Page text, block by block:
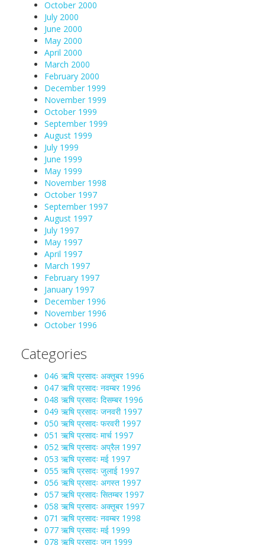
October 2000
July 2000
June 2000
May 2000
April 2000
March 2000
February 2000
December 1999
November 1999
October 1999
September 1999
August 1999
July 1999
June 1999
May 1999
November 1998
October 1997
September 1997
August 1997
July 1997
May 1997
April 1997
March 1997
February 1997
January 1997
December 1996
November 1996
October 1996
Categories
046 ऋषि प्रसादः अक्तूबर 1996
047 ऋषि प्रसादः नवम्बर 1996
048 ऋषि प्रसादः दिसम्बर 1996
049 ऋषि प्रसादः जनवरी 1997
050 ऋषि प्रसादः फरवरी 1997
051 ऋषि प्रसादः मार्च 1997
052 ऋषि प्रसादः अप्रैल 1997
053 ऋषि प्रसादः मई 1997
055 ऋषि प्रसादः जुलाई 1997
056 ऋषि प्रसादः अगस्त 1997
057 ऋषि प्रसादः सितम्बर 1997
058 ऋषि प्रसादः अक्तूबर 1997
071 ऋषि प्रसादः नवम्बर 1998
077 ऋषि प्रसादः मई 1999
078 ऋषि प्रसादः जून 1999